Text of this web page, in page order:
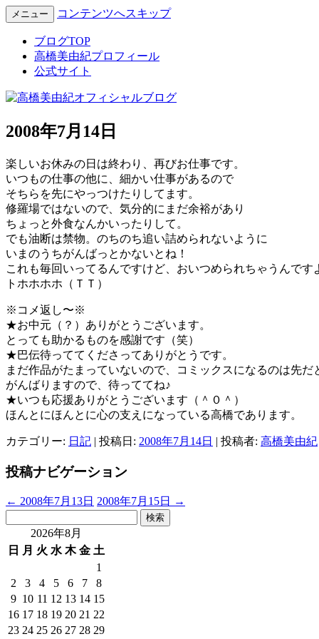
高橋美由紀オフィシャルブログ
Miyuki Takahashi Official Blog
メニュー コンテンツへスキップ
ブログTOP
高橋美由紀プロフィール
公式サイト
2008年7月14日
楽しいお休みの日は終わり、再びお仕事です。
いつもの仕事の他に、細かい仕事があるので
そちらを先にやっつけたりしてます。
修羅場ではないので、気分的にまだ余裕があり
ちょっと外食なんかいったりして。
でも油断は禁物。のちのち追い詰められないように
いまのうちがんばっとかないとね！
これも毎回いってるんですけど、おいつめられちゃうんです
トホホホホ（ＴＴ）
※コメ返し〜※
★お中元（？）ありがとうございます。
とっても助かるものを感謝です（笑）
★巴伝待っててくださってありがとうです。
まだ作品がたまっていないので、コミックスになるのは先だ
がんばりますので、待っててね♪
★いつも応援ありがとうございます（＾０＾）
ほんとにほんとに心の支えになっている高橋であります。
カテゴリー: 日記 | 投稿日: 2008年7月14日 | 投稿者: 高橋美由紀
投稿ナビゲーション
← 2008年7月13日 2008年7月15日
→
2026年8月
日
月 火 水 木 金 土
1
2
3 4 5 6 7
8
9 10 11 12 13 14 15
16 17 18 19 20 21 22
23 24 25 26 27 28 29